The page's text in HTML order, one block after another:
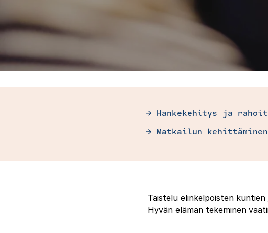
Hankekehitys ja
Matkailun kehittäminen
Taistelu elinkelpoisten
Hyvän elämän tekeminen